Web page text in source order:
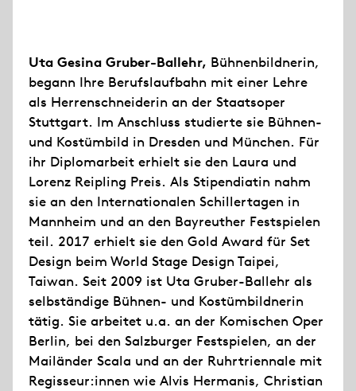
Uta Gesina Gruber-Ballehr, Bühnenbildnerin,
begann Ihre Berufslaufbahn mit einer Lehre
als Herrenschneiderin an der Staatsoper
Stuttgart. Im Anschluss studierte sie Bühnen-
und Kostümbild in Dresden und München. Für
ihr Diplomarbeit erhielt sie den Laura und
Lorenz Reipling Preis. Als Stipendiatin nahm
sie an den Internationalen Schillertagen in
Mannheim und an den Bayreuther Festspielen
teil. 2017 erhielt sie den Gold Award für Set
Design beim World Stage Design Taipei,
Taiwan. Seit 2009 ist Uta Gruber-Ballehr als
selbständige Bühnen- und Kostümbildnerin
tätig. Sie arbeitet u.a. an der Komischen Oper
Berlin, bei den Salzburger Festspielen, an der
Mailänder Scala und an der Ruhrtriennale mit
Regisseur:innen wie Alvis Hermanis, Christian